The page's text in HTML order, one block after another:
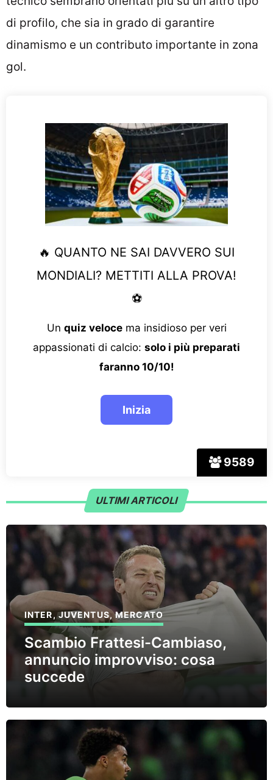
di profilo, che sia in grado di garantire
dinamismo e un contributo importante in zona
gol.
9589
🔥 QUANTO NE SAI DAVVERO SUI
MONDIALI? METTITI ALLA PROVA!
⚽
Un quiz velocema insidioso per veri
appassionati di calcio: solo i più preparati
faranno 10/10!
ULTIMI ARTICOLI
INTER,JUVENTUS,MERCATO
Scambio Frattesi-Cambiaso,
annuncio improvviso: cosa
succede